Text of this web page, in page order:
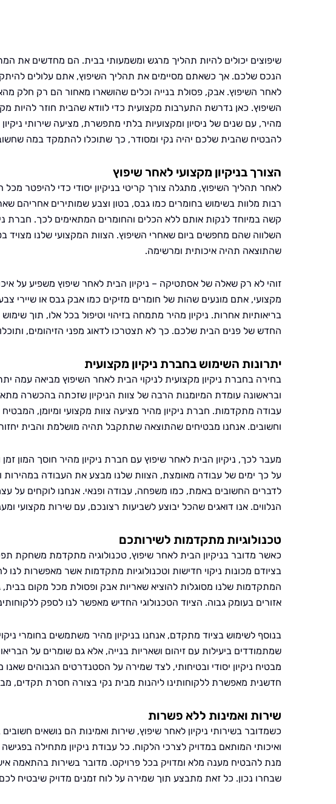
שיפוצים יכולים להיות תהליך מרגש ומשמעותי בבית. הם מחדשים את
הנכס שלכם. אך כשאתם מסיימים את תהליך השיפוץ, אתם עלולים
לאחר השיפוץ. אבק, פסולת בנייה וכלים שהושארו מאחור הם רק חלק
השיפוץ. כאן נדרשת התערבות מקצועית כדי לוודא שהבית חוזר להיות
מהיר, עם שנים של ניסיון ומקצועיות בלתי מתפשרת, מציעה שירותי
להבטיח שהבית שלכם יהיה נקי ומסודר, כך שתוכלו להתמקד במה
הצורך בניקיון מקצועי לאחר שיפוץ
לאחר תהליך השיפוץ, מתגלה צורך קריטי בניקיון יסודי כדי להיפטר
רבות מלוות בשימוש בחומרים כמו גבס, בטון וצבע שמותירים אחריהם
קשה במיוחד לנקות אותם ללא הכלים והחומרים המתאימים לכך. חברת
השלווה שהם מחפשים ביום שאחרי השיפוץ. הצוות המקצועי שלנו מצויד
שהתוצאה תהיה איכותית ומרשימה.
זוהי לא רק שאלה של אסתטיקה – ניקיון הבית לאחר שיפוץ משפיע על
מקצועי, אתם מונעים שהות של חומרים מזיקים כמו אבק גבס או שיירי
בריאותיות אחרות. ניקיון מהיר מתמחה בזיהוי וטיפול בכל אלו, תוך
החדש של פנים הבית שלכם. כך לא תצטרכו לדאוג מפני הזיהומים,
יתרונות השימוש בחברת ניקיון מקצועית
בחירה בחברת ניקיון מקצועית לניקוי הבית לאחר השיפוץ מביאה עמה
ובראשונה עומדת המיומנות הרבה של צוות הניקיון שזכתה בהכשרה
עבודה מתקדמות. חברת ניקיון מהיר מציעה צוות מקצועי ומיומן,
וחשובים. אנחנו מבטיחים שהתוצאה שתתקבל תהיה מושלמת והבית
מעבר לכך, ניקיון הבית לאחר שיפוץ עם חברת ניקיון מהיר חוסך המון
על כך ימים של עבודה מאומצת, הצוות שלנו מבצע את העבודה
לדברים החשובים באמת, כמו משפחה, עבודה ופנאי. אנחנו לוקחים על
הנלווים. אנו דואגים שהכל יבוצע לשביעות רצונכם, עם שירות מקצועי
טכנולוגיות מתקדמות לשירותכם
כאשר מדובר בניקיון הבית לאחר שיפוץ, טכנולוגיה מתקדמת משחקת
בציודם מכונות ניקוי חדישות וטכנולוגיות מתקדמות אשר מאפשרות
המתקדמות שלנו מסוגלות להוציא שאריות אבק ופסולת מכל מקום
אזורים בעומק גבוה. הציוד הטכנולוגי החדיש מאפשר לנו לספק
בנוסף לשימוש בציוד מתקדם, אנחנו בניקיון מהיר משתמשים בחומרי
שמתמודדים ביעילות עם זיהום ושאריות בנייה, אלא גם שומרים על
מבטיח ניקיון יסודי ובטיחותי, לצד שמירה על הסטנדרטים הגבוהים שאנו
חדשנית מאפשרת ללקוחותינו ליהנות מבית נקי בצורה חסרת תקדים,
שירות ואמינות ללא פשרות
כשמדובר בשירותי ניקיון לאחר שיפוץ, שירות ואמינות הם נושאים
ואיכותי המותאם במדויק לצרכי הלקוח. כל עבודת ניקיון מתחילה
מנת להבטיח מענה מלא ומדויק בכל פרויקט. מדובר בשירות בהתאמה
שבחרו נכון. כל זאת מתבצע תוך שמירה על לוח זמנים מדויק שיבטיח לכם